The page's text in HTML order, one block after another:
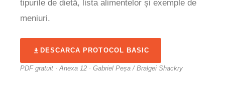
tipurile de dietă, lista alimentelor și exemple de
meniuri.
DESCARCA PROTOCOL BASIC
PDF gratuit · Anexa 12 · Gabriel Peșa / Bralgei Shackry